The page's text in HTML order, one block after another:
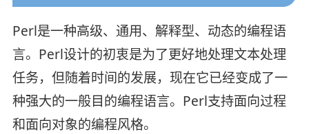
Perl是一种高级、通用、解释型、动态的编程语
言。Perl设计的初衷是为了更好地处理文本处理
任务，但随着时间的发展，现在它已经变成了一
种强大的一般目的编程语言。Perl支持面向过程
和面向对象的编程风格。